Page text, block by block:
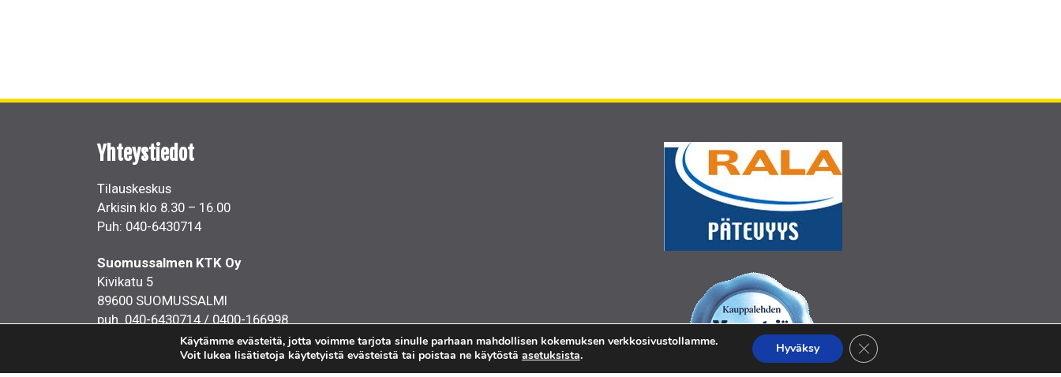
Yhteystiedot
Tilauskeskus
Arkisin klo 8.30 – 16.00
Puh: 040-6430714
Suomussalmen KTK Oy
Kivikatu 5
89600 SUOMUSSALMI
puh. 040-6430714 / 0400-166998
sähköposti:toimisto@suomussalmenktk.fi
Käytämme evästeitä, jotta voimme tarjota sinulle parhaan mahdollisen kokemuksen verkkosivustollamme.
Voit lukea lisätietoja käytetyistä evästeistä tai poistaa ne käytöstä asetuksista. Hyväksy Sulje evästebanneri